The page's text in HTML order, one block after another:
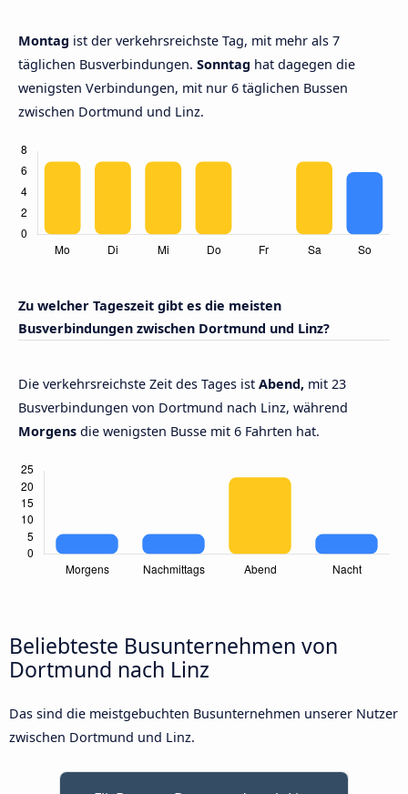
Montag ist der verkehrsreichste Tag, mit mehr als 7
täglichen Busverbindungen. Sonntag hat dagegen die
wenigsten Verbindungen, mit nur 6 täglichen Bussen
zwischen Dortmund und Linz.
Zu welcher Tageszeit gibt es die meisten
Busverbindungen zwischen Dortmund und Linz?
Die verkehrsreichste Zeit des Tages ist Abend, mit 23
Busverbindungen von Dortmund nach Linz, während
Morgens die wenigsten Busse mit 6 Fahrten hat.
Beliebteste Busunternehmen von
Dortmund nach Linz
Das sind die meistgebuchten Busunternehmen unserer Nutzer
zwischen Dortmund und Linz.